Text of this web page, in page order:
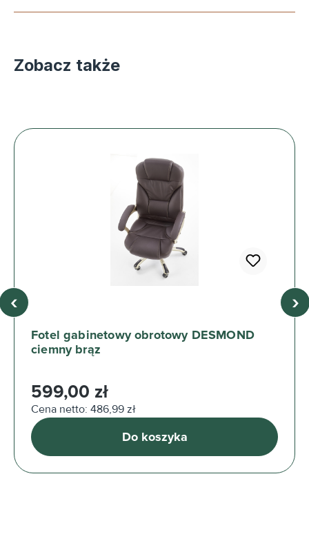
Zobacz także
Fotel gabinetowy obrotowy DESMOND
ciemny brąz
Cena regularna:
599,00 zł
Cena netto: 486,99 zł
Do koszyka
‹ ›